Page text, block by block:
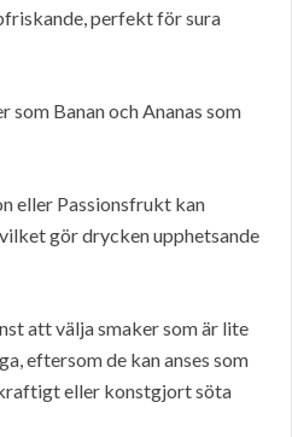
perfekt för sura
som Banan och Ananas som
eller Passionsfrukt kan
gör drycken upphetsande
att välja smaker som är lite
eftersom de kan anses som
eller konstgjort söta